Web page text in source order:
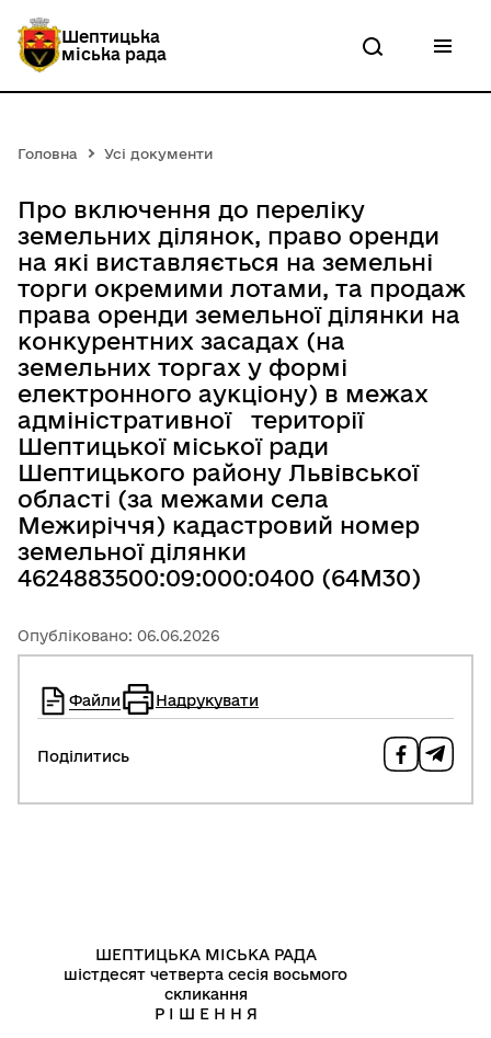
й
Шептицька
міська рада
Головна Усі документи
Про включення до переліку
земельних ділянок, право оренди
на які виставляється на земельні
торги окремими лотами, та продаж
права оренди земельної ділянки на
конкурентних засадах (на
земельних торгах у формі
електронного аукціону) в межах
адміністративної території
Шептицької міської ради
Шептицького району Львівської
області (за межами села
Межиріччя) кадастровий номер
земельної ділянки
4624883500:09:000:0400 (64М30)
Опубліковано: 06.06.2026
Файли Надрукувати
Поділитись
ШЕПТИЦЬКА МІСЬКА РАДА
шістдесят четверта сесія восьмого
скликання
Р І Ш Е Н Н Я